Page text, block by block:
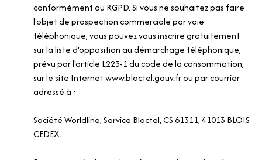
conformément au RGPD. Si vous ne souhaitez pas faire
l'objet de prospection commerciale par voie
téléphonique, vous pouvez vous inscrire gratuitement
sur la liste d'opposition au démarchage téléphonique,
prévu par l'article L223-1 du code de la consommation,
sur le site Internet www.bloctel.gouv.fr ou par courrier
adressé à :
Société Worldline, Service Bloctel, CS 61311, 41013 BLOIS
CEDEX.